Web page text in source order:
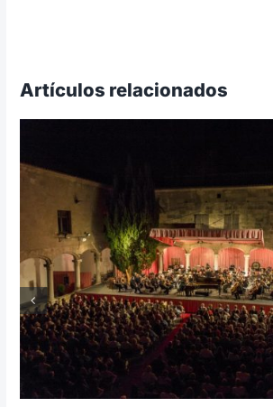
Artículos relacionados